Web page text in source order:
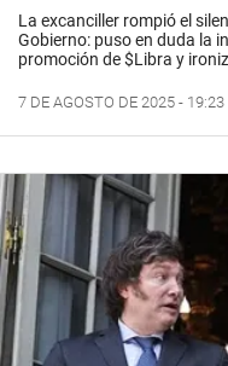
La excanciller rompió el
Gobierno: puso en duda la
promoción de $Libra y
7 DE AGOSTO DE 2025 - 19:23